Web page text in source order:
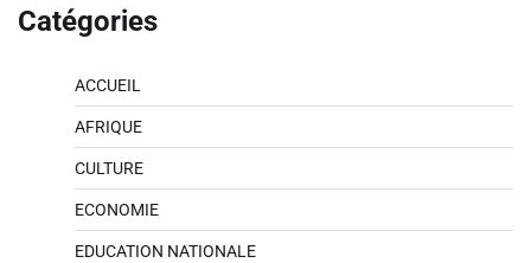
Catégories
ACCUEIL
AFRIQUE
CULTURE
ECONOMIE
EDUCATION NATIONALE